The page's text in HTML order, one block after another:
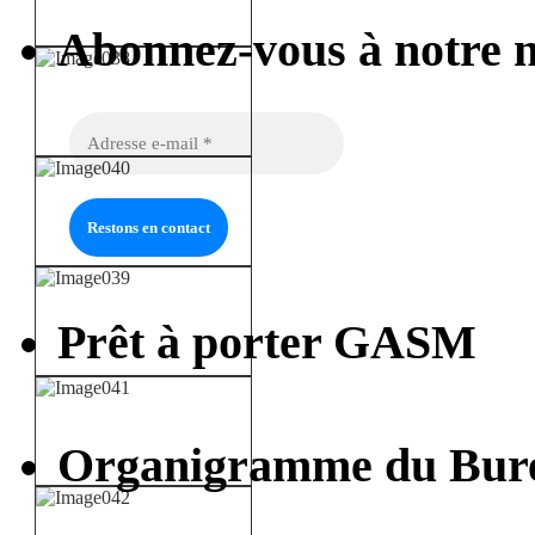
Abonnez-vous à notre
Prêt à porter GASM
Organigramme du